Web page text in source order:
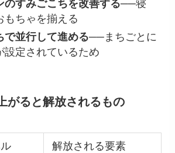
のすみごこちを改善する──寝
もちゃを揃える
で並行して進める──まちごとに
設定されているため
がると解放されるもの
解放される要素